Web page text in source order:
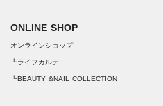
ONLINE SHOP
オンラインショップ
┗ライフカルテ
┗BEAUTY &NAIL COLLECTION